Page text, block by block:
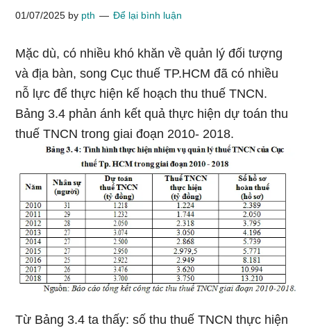
01/07/2025 by pth Để lại bình luận
Mặc dù, có nhiều khó khăn về quản lý đối tượng
và địa bàn, song Cục thuế TP.HCM đã có nhiều
nỗ lực để thực hiện kế hoạch thu thuế TNCN.
Bảng 3.4 phản ánh kết quả thực hiện dự toán thu
thuế TNCN trong giai đoạn 2010- 2018.
Từ Bảng 3.4 ta thấy: số thu thuế TNCN thực hiện